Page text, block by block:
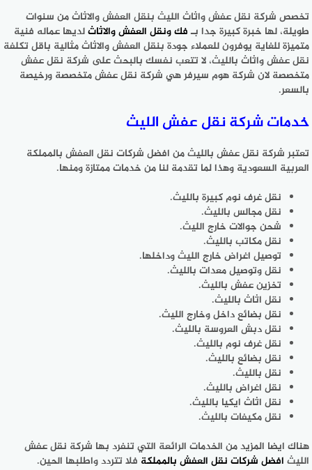
تخصص شركة نقل عفش واثاث الليث بنقل العفش والاثاث من سنوات
طويلة، لها خبرة كبيرة جدا بـفك ونقل العفش والاثاثلديها عماله فنية
متميزة للغاية يوفرون للعملاء جودة بنقل العفش والاثاث مثالية باقل تكلفة
نقل عفش واثاث بالليث، لا تتعب نفسك بالبحث على شركة نقل عفش
متخصصة لان شركة هوم سيرفر هي شركة نقل عفش متخصصة ورخيصة
بالسعر.
خدمات شركة نقل عفش الليث
تعتبر شركة نقل عفش بالليث من افضل شركات نقل العفش بالمملكة
العربية السعودية وهذا لما تقدمة لنا من خدمات ممتازة ومنها.
نقل غرف نوم كبيرة بالليث.
نقل مجالس بالليث.
شحن جوالات خارج الليث.
نقل مكاتب بالليث.
توصيل اغراض خارج الليث وداخلها.
نقل وتوصيل معدات بالليث.
تخزين عفش بالليث.
نقل اثاث بالليث.
نقل بضائع داخل وخارج الليث.
نقل دبش العروسة بالليث.
نقل غرف نوم بالليث.
نقل بضائع بالليث.
نقل بالليث.
نقل اغراض بالليث.
نقل اثاث ايكيا بالليث.
نقل مكيفات بالليث.
هناك ايضا المزيد من الخدمات الرائعة التي تنفرد بها شركة نقل عفش
الليث افضل شركات نقل العفش بالمملكة فلا تتردد واطلبها الحين.